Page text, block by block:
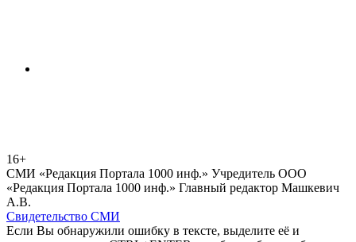
16+
СМИ «Редакция Портала 1000 инф.» Учредитель ООО
«Редакция Портала 1000 инф.» Главный редактор Машкевич
А.В.
Свидетельство СМИ
Если Вы обнаружили ошибку в тексте, выделите её и